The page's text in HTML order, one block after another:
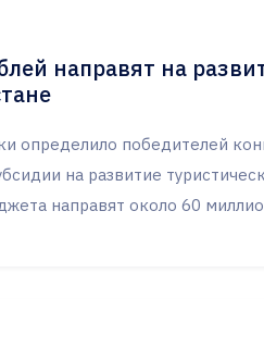
направят на
определило победителей
на развитие
направят около 60